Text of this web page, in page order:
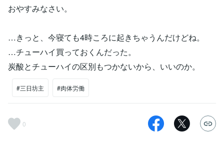
おやすみなさい。
…きっと、今寝ても4時ころに起きちゃうんだけどね。
…チューハイ買っておくんだった。
炭酸とチューハイの区別もつかないから、いいのか。
#三日坊主 #肉体労働
0